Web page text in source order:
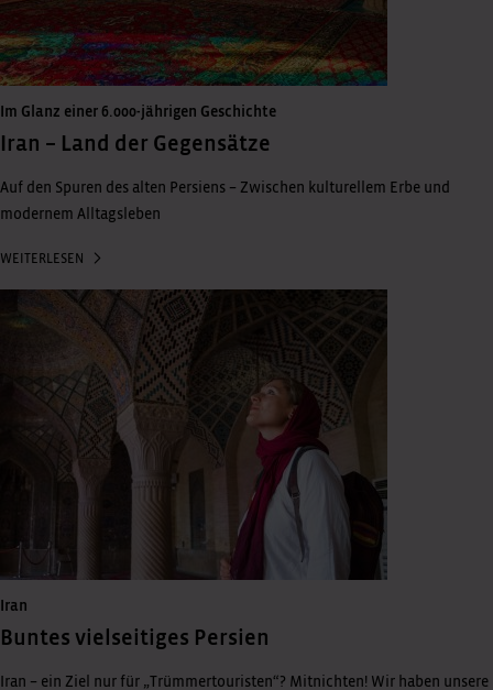
Im Glanz einer 6.000-jährigen Geschichte
Iran – Land der Gegensätze
Auf den Spuren des alten Persiens – Zwischen kulturellem Erbe und
modernem Alltagsleben
WEITERLESEN
Iran
Buntes vielseitiges Persien
Iran – ein Ziel nur für „Trümmertouristen“? Mitnichten! Wir haben unsere